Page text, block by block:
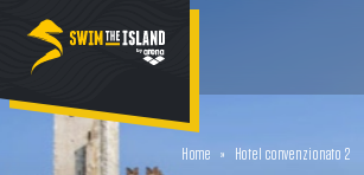
Home » Hotel convenzionato 2